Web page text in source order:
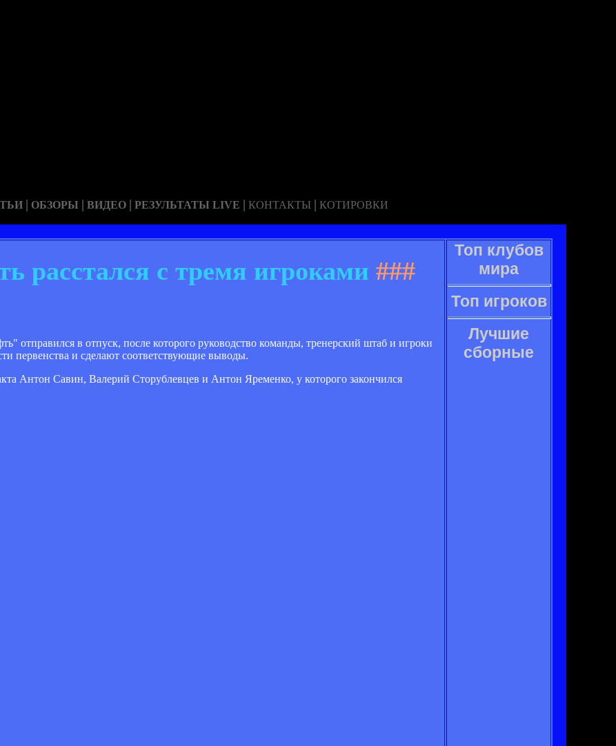
| ОБЗОРЫ | ВИДЕО | РЕЗУЛЬТАТЫ LIVE | КОНТАКТЫ | КОТИРОВКИ
расстался с тремя игроками ###
отправился в отпуск, после которого руководство команды, тренерский штаб и игроки
первенства и сделают соответствующие выводы.
Антон Савин, Валерий Сторублевцев и Антон Яременко, у которого закончился
Топ клубов
мира
Топ игроков
Лучшие
сборные